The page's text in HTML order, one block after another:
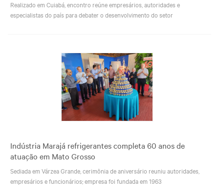
Realizado em Cuiabá, encontro reúne empresários, autoridades e
especialistas do país para debater o desenvolvimento do setor
Indústria Marajá refrigerantes completa 60 anos de
atuação em Mato Grosso
Sediada em Várzea Grande, cerimônia de aniversário reuniu autoridades,
empresários e funcionários; empresa foi fundada em 1963